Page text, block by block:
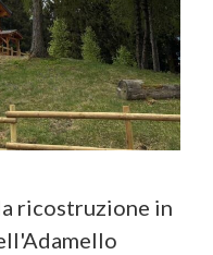
ricostruzione in